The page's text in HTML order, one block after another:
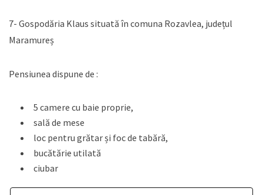
7- Gospodăria Klaus situată în comuna Rozavlea, județul
Maramureș
Pensiunea dispune de :
5 camere cu baie proprie,
sală de mese
loc pentru grătar și foc de tabără,
bucătărie utilată
ciubar